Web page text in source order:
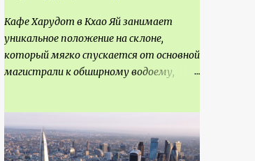
Кафе Харудот в Кхао Яй занимает
уникальное положение на склоне,
который мягко спускается от основной
магистрали к обширному водоему,
месте не только потенциал для
создания проекта кафе, но и